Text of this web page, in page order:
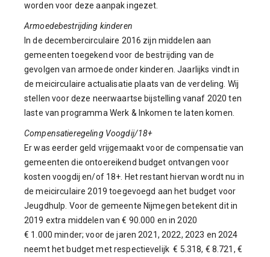
worden voor deze aanpak ingezet.
Armoedebestrijding kinderen
In de decembercirculaire 2016 zijn middelen aan
gemeenten toegekend voor de bestrijding van de
gevolgen van armoede onder kinderen. Jaarlijks vindt in
de meicirculaire actualisatie plaats van de verdeling. Wij
stellen voor deze neerwaartse bijstelling vanaf 2020 ten
laste van programma Werk & Inkomen te laten komen.
Compensatieregeling Voogdij/18+
Er was eerder geld vrijgemaakt voor de compensatie van
gemeenten die ontoereikend budget ontvangen voor
kosten voogdij en/of 18+. Het restant hiervan wordt nu in
de meicirculaire 2019 toegevoegd aan het budget voor
Jeugdhulp. Voor de gemeente Nijmegen betekent dit in
2019 extra middelen van € 90.000 en in 2020
€ 1.000 minder; voor de jaren 2021, 2022, 2023 en 2024
neemt het budget met respectievelijk € 5.318, € 8.721, €